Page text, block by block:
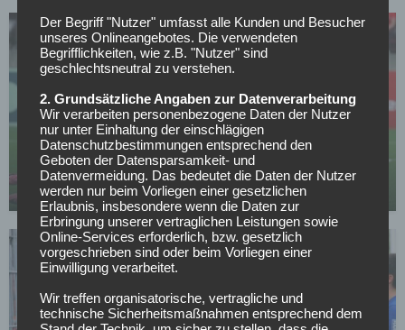
BUNDESLIGA
Champions-League-Quali: Dinamo Zagreb rettet
Remis, Crvena Zvezda und Sturm Graz mit Gala-
Auftritten
23.07.2026
Der Begriff "Nutzer" umfasst alle Kunden und Besucher
unseres Onlineangebotes. Die verwendeten
Begrifflichkeiten, wie z.B. "Nutzer" sind
geschlechtsneutral zu verstehen.
2. Grundsätzliche Angaben zur Datenverarbeitung
Wir verarbeiten personenbezogene Daten der Nutzer
nur unter Einhaltung der einschlägigen
Datenschutzbestimmungen entsprechend den
Geboten der Datensparsamkeit- und
Datenvermeidung. Das bedeutet die Daten der Nutzer
werden nur beim Vorliegen einer gesetzlichen
Erlaubnis, insbesondere wenn die Daten zur
Erbringung unserer vertraglichen Leistungen sowie
Online-Services erforderlich, bzw. gesetzlich
vorgeschrieben sind oder beim Vorliegen einer
Einwilligung verarbeitet.
Wir treffen organisatorische, vertragliche und
technische Sicherheitsmaßnahmen entsprechend dem